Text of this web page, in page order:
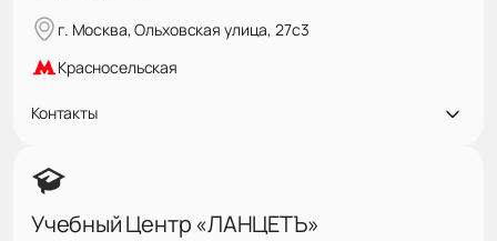
г. Москва, Ольховская улица, 27с3
Красносельская
Контакты
Учебный Центр «ЛАНЦЕТЪ»